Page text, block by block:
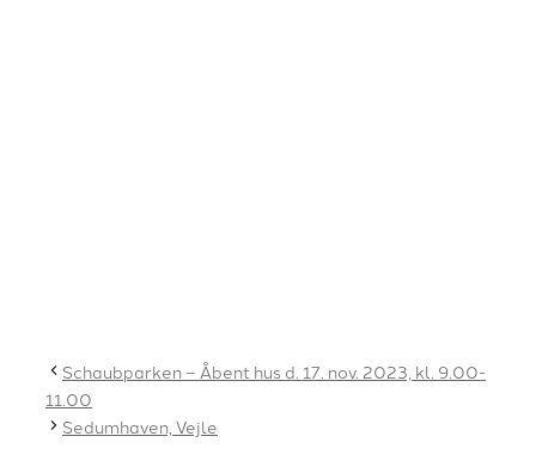
Schaubparken – Åbent hus d. 17. nov. 2023, kl. 9.00-
11.00
Sedumhaven, Vejle